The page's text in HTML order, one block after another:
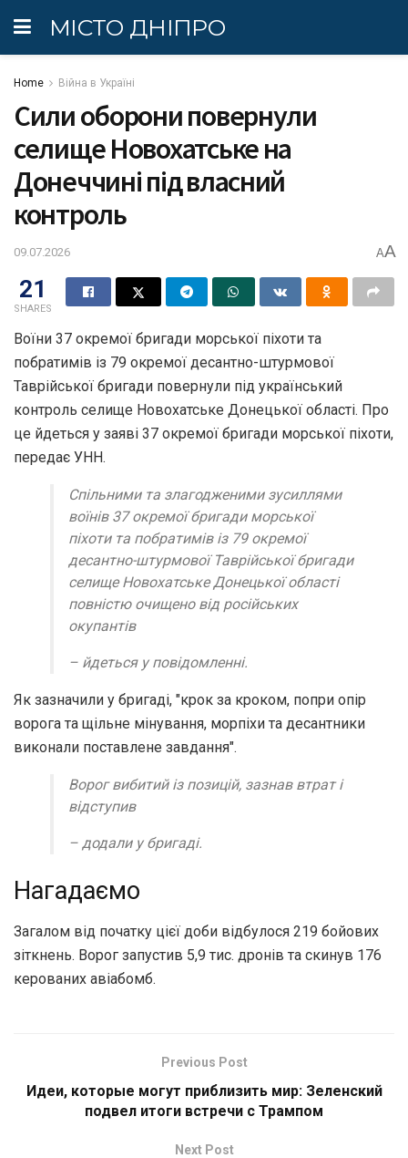
МІСТО ДНІПРО
Home Війна в Україні
Сили оборони повернули
селище Новохатське на
Донеччині під власний
контроль
09.07.2026 AA
21
SHARES
Воїни 37 окремої бригади морської піхоти та
побратимів із 79 окремої десантно-штурмової
Таврійської бригади повернули під український
контроль селище Новохатське Донецької області. Про
це йдеться у заяві 37 окремої бригади морської піхоти,
передає УНН.
Спільними та злагодженими зусиллями
воїнів 37 окремої бригади морської
піхоти та побратимів із 79 окремої
десантно-штурмової Таврійської бригади
селище Новохатське Донецької області
повністю очищено від російських
окупантів
– йдеться у повідомленні.
Як зазначили у бригаді, "крок за кроком, попри опір
ворога та щільне мінування, морпіхи та десантники
виконали поставлене завдання".
Ворог вибитий із позицій, зазнав втрат і
відступив
– додали у бригаді.
Нагадаємо
Загалом від початку цієї доби відбулося 219 бойових
зіткнень. Ворог запустив 5,9 тис. дронів та скинув 176
керованих авіабомб.
Previous Post
Идеи, которые могут приблизить мир: Зеленский
подвел итоги встречи с Трампом
Next Post